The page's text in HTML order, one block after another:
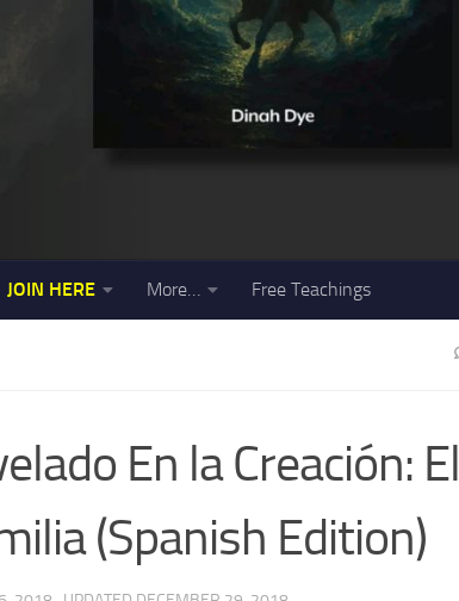
JOIN HERE More… Free Teachings
En la Creación: El
(Spanish Edition)